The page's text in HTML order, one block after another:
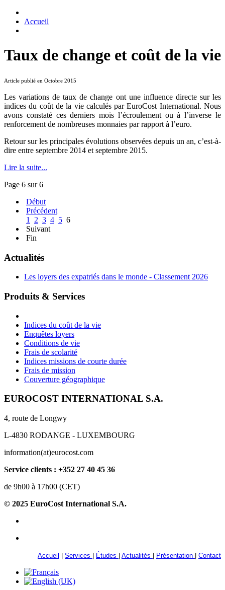
Accueil
Taux de change et coût de la vie
Article publié en Octobre 2015
Les variations de taux de change ont une influence directe sur les
indices du coût de la vie calculés par EuroCost International. Nous
avons constaté ces derniers mois l’écroulement ou à l’inverse le
renforcement de nombreuses monnaies par rapport à l’euro.
Retour sur les principales évolutions observées depuis un an, c’est-à-
dire entre septembre 2014 et septembre 2015.
Lire la suite...
Page 6 sur 6
Début
Précédent
1
2 3 4 5 6
Suivant
Fin
Actualités
Les loyers des expatriés dans le monde - Classement 2026
Produits & Services
Indices du coût de la vie
Enquêtes loyers
Conditions de vie
Frais de scolarité
Indices missions de courte durée
Frais de mission
Couverture géographique
EUROCOST INTERNATIONAL S.A.
4, route de Longwy
L-4830 RODANGE - LUXEMBOURG
information(at)eurocost.com
Service clients : +352 27 40 45 36
de 9h00 à 17h00 (CET)
© 2025 EuroCost International S.A.
Accueil Services Études Actualités Présentation Contact